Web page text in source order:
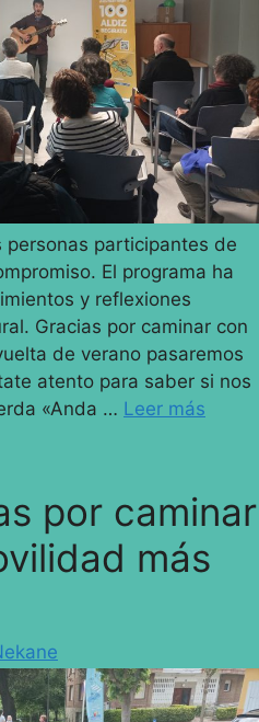
personas participantes de
El programa ha
y reflexiones
Gracias por caminar con
de verano pasaremos
atento para saber si nos
«Anda … Leer más
por caminar
más